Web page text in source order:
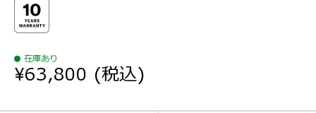
在庫あり
¥63,800 (税込)